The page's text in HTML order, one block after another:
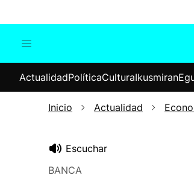
Internacional
Elecciones
ActualidadPolíticaCulturaIkusmiran
Inicio Actualidad
Escuchar
BANCA